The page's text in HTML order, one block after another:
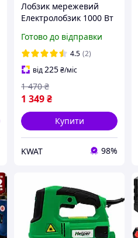
Лобзик мережевий
Електролобзик 1000 Вт
Регулювання обертів 0-
3000 об хв
Готово до відправки
4.5 (2)
від225₴/міс
1 349₴
1 470 ₴
Купити
KWAT 98%